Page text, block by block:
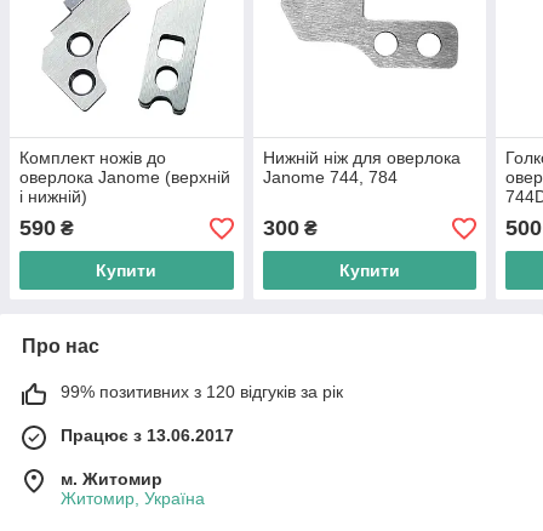
Комплект ножів до
оверлока Janome (верхній
і нижній)
590 ₴
Купити
Нижній ніж для оверлока
Janome 744, 784
300₴
Купити
500
Про нас
99% позитивних з 120 відгуків за рік
Працює з 13.06.2017
м. Житомир
Житомир, Україна